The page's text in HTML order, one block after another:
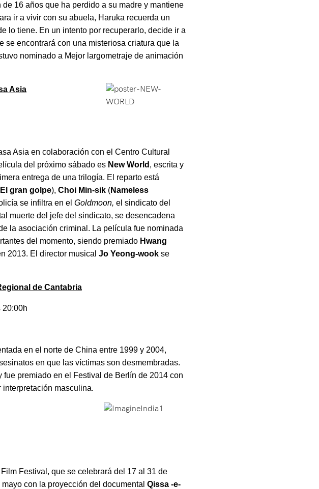
16 años que ha perdido a su madre y mantiene
ir a vivir con su abuela, Haruka recuerda un
lo tiene. En un intento por recuperarlo, decide ir a
se encontrará con una misteriosa criatura que la
nominado a Mejor largometraje de animación
Asia
Asia en colaboración con el Centro Cultural
del próximo sábado es New World , escrita y
entrega de una trilogía. El reparto está
El gran golpe), Choi Min-sik (Nameless
se infiltra en elGoldmoon, el sindicato del
muerte del jefe del sindicato, se desencadena
la asociación criminal. La película fue nominada
del momento, siendo premiado Hwang
2013. El director musicalJo Yeong-wook se
de Cantabria
20:00h
en el norte de China entre 1999 y 2004,
en que las víctimas son desmembradas.
premiado en el Festival de Berlín de 2014 con
masculina.
Festival, que se celebrará del 17 al 31 de
con la proyección del documentalQissa -e-